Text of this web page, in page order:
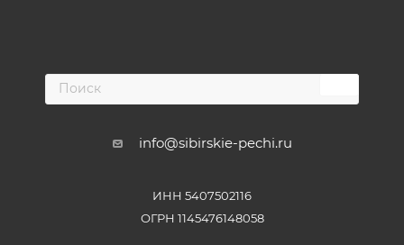
info@sibirskie-pechi.ru
ИНН 5407502116
ОГРН 1145476148058